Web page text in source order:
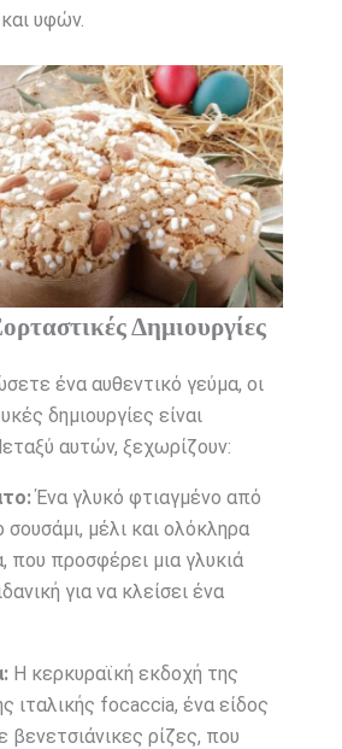
υφών.
Δημιουργίες
ένα αυθεντικό γεύμα, οι
δημιουργίες είναι
αυτών, ξεχωρίζουν:
Ένα γλυκό φτιαγμένο από
μέλι και ολόκληρα
που προσφέρει μια γλυκιά
για να κλείσει ένα
Η κερκυραϊκή εκδοχή της
ιταλικής focaccia, ένα είδος
βενετσιάνικες ρίζες, που